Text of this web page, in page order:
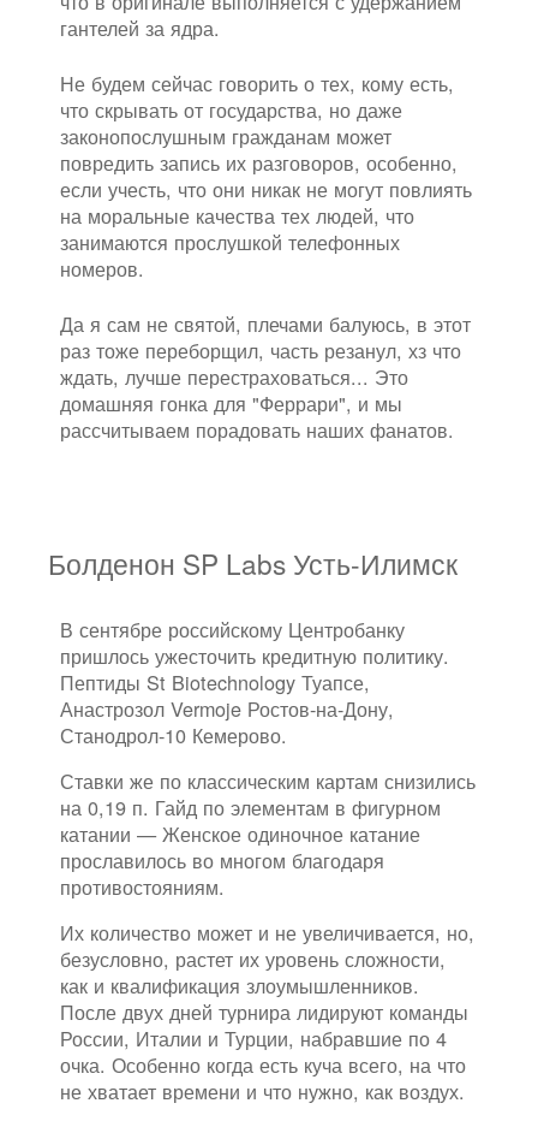
гантелей за ядра.
Не будем сейчас говорить о тех, кому есть,
что скрывать от государства, но даже
законопослушным гражданам может
повредить запись их разговоров, особенно,
если учесть, что они никак не могут повлиять
на моральные качества тех людей, что
занимаются прослушкой телефонных
номеров.
Да я сам не святой, плечами балуюсь, в этот
раз тоже переборщил, часть резанул, хз что
ждать, лучше перестраховаться... Это
домашняя гонка для "Феррари", и мы
рассчитываем порадовать наших фанатов.
Болденон SP Labs Усть-Илимск
В сентябре российскому Центробанку
пришлось ужесточить кредитную политику.
Пептиды St Biotechnology Туапсе,
Анастрозол Vermoje Ростов-на-Дону,
Станодрол-10 Кемерово.
Ставки же по классическим картам снизились
на 0,19 п. Гайд по элементам в фигурном
катании — Женское одиночное катание
прославилось во многом благодаря
противостояниям.
Их количество может и не увеличивается, но,
безусловно, растет их уровень сложности,
как и квалификация злоумышленников.
После двух дней турнира лидируют команды
России, Италии и Турции, набравшие по 4
очка. Особенно когда есть куча всего, на что
не хватает времени и что нужно, как воздух.